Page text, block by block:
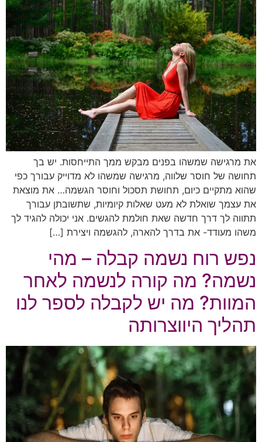
את מרגישה שמשהו בפנים מבקש ממך התייחסות. יש בך
תחושה של חוסר שלווה, מרגישה שמשהו לא מדוייק עבורך כפי
שהוא מתקיים כיום, תחושת תסכול וחוסר הגשמה… את מוצאת
את עצמך שואלת לא מעט שאלות קיומיות, שתשובתן עבורך
תתווה לך דרך חדשה שאת חולמת להגשים. אני יכולה להגיד לך
משהו מעודד- את בדרך להארה, להגשמה ויצירת […]
נפש רוח נשמה קבלה – מהי
נשמה? מה קורה לנשמה לאחר
המוות? מה יש לקבלה לספר לנו
תהליך היווצרותה